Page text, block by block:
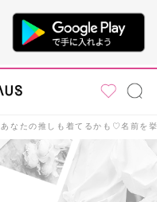
あなたの推しも着てるかも♡名前を